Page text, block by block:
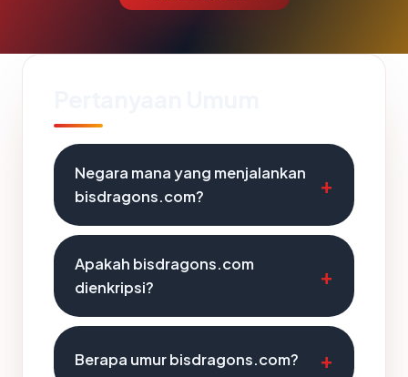
Negara mana yang menjalankan
bisdragons.com?
Apakah bisdragons.com
dienkripsi?
Berapa umur bisdragons.com?